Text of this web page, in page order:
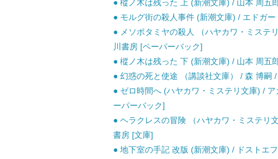
● 樅ノ木は残った 上 (新潮文庫) / 山本 周五
● モルグ街の殺人事件 (新潮文庫) / エドガ
● メソポタミヤの殺人 （ハヤカワ・ミステ
川書房 [ペーパーバック]
● 樅ノ木は残った 下 (新潮文庫) / 山本 周五
● 幻惑の死と使途 （講談社文庫） / 森 博嗣
● ゼロ時間へ (ハヤカワ・ミステリ文庫) /
ーパーバック]
● ヘラクレスの冒険 （ハヤカワ・ミステリ
書房 [文庫]
● 地下室の手記 改版 (新潮文庫) / ドストエ